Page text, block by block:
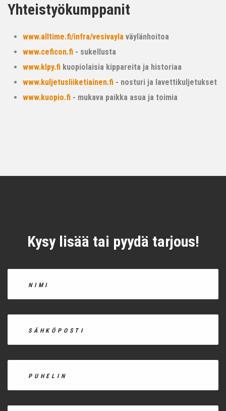
Yhteistyökumppanit
www.alltime.fi/infra/vesivayla väylänhoitoa
www.ceficon.fi - sukellusta
www.klpy.fi kuopiolaisia kippareita ja historiaa
www.kuljetusliiketiainen.fi - nosturi ja lavettikuljetukset
www.kuopio.fi - mukava paikka asua ja toimia
Kysy lisää tai pyydä tarjous!